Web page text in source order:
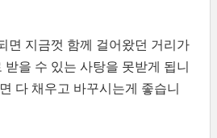
면 지금껏 함께 걸어왔던 거리가
을 수 있는 사탕을 못받게 됩니
다 채우고 바꾸시는게 좋습니